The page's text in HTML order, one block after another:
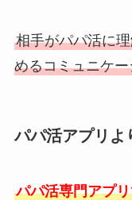
相手がパパ活に
めるコミュニケ
パパ活アプリよ
パパ活専門アプ